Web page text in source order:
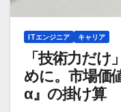
ITエンジニア キャリア
「技術力だ
めに。市場価
α』の掛け算